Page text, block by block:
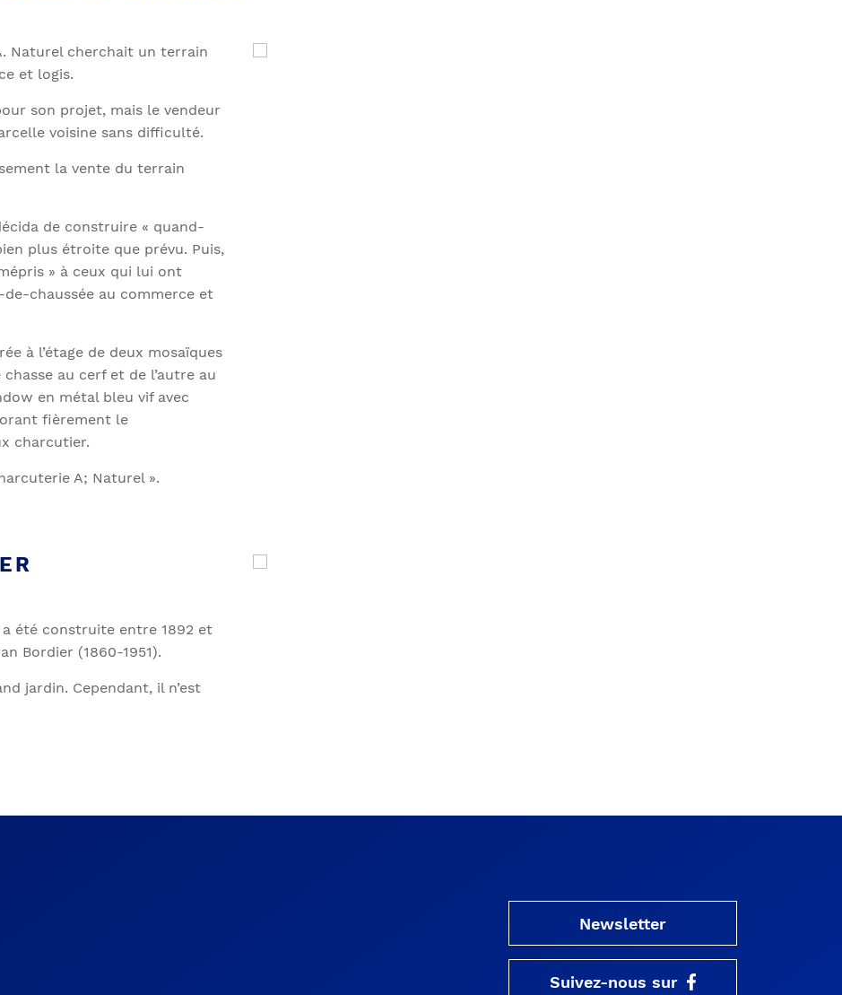
Naturel cherchait un terrain
et logis.
son projet, mais le vendeur
voisine sans difficulté.
la vente du terrain
de construire « quand-
plus étroite que prévu. Puis,
» à ceux qui lui ont
chaussée au commerce et
à l’étage de deux mosaïques
au cerf et de l’autre au
en métal bleu vif avec
fièrement le
charcutier.
A; Naturel ».
été construite entre 1892 et
Bordier (1860-1951).
jardin. Cependant, il n’est
Newsletter
Suivez-nous sur